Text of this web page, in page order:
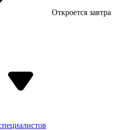
Откроется завтра